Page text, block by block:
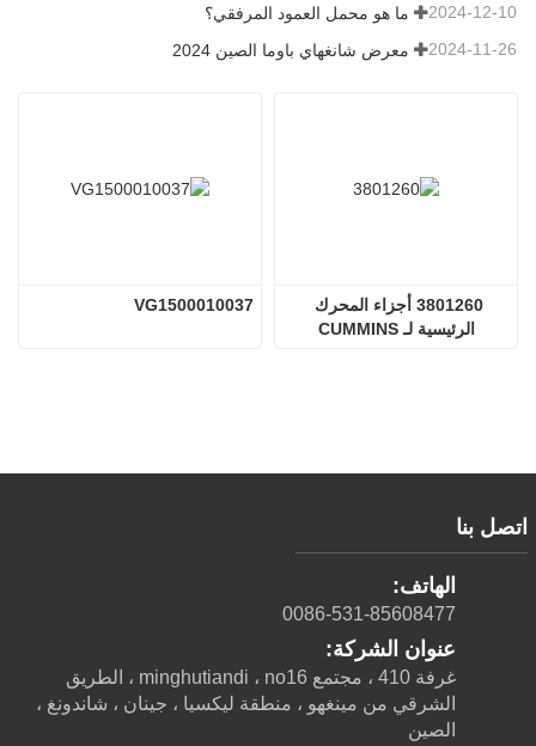
ما هو محمل العمود المرفقي؟ 2024-12-10
معرض شانغهاي باوما الصين 2024 2024-11-26
VG1500010037
الرئيسية لـ CUMMINS
اتصل بنا
الهاتف:
0086-531-85608477
عنوان الشركة:
غرفة 410 ، مجتمع minghutiandi ، no16 ، الطريق
الشرقي من مينغهو ، منطقة ليكسيا ، جينان ، شاندونغ ،
الصين